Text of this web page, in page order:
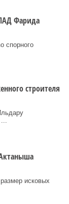
Фарида
спорного
строителя
исковых